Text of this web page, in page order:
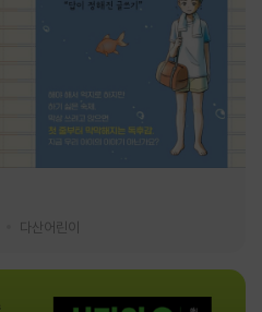
다산어린이